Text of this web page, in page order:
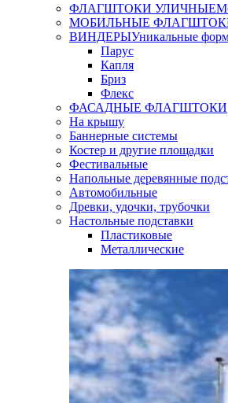
ФЛАГШТОКИ УЛИЧНЫЕ
МОБИЛЬНЫЕ
ВИНДЕРЫУникальные
Парус
Капля
Бриз
Флекс
ФАСАДНЫЕ ФЛАГШТОКИ
На крышу
Баннерные системы
Костер и другие площадки
Фестивальные
Напольные деревянные
Автомобильные
Древки, удочки, трубочки
Настольные подставки
Пластиковые
Металлические